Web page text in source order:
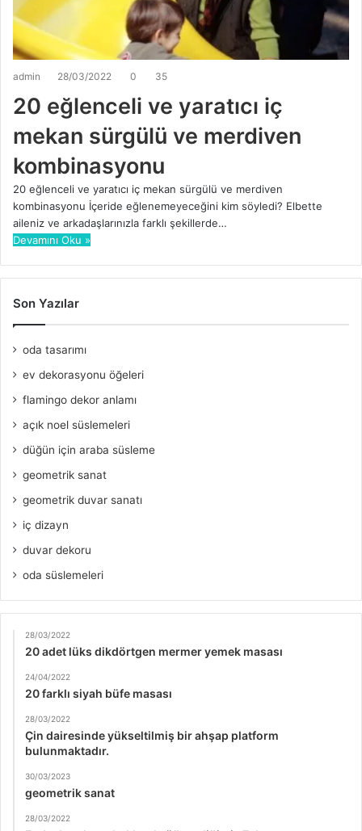
admin 28/03/2022 0 35
20 eğlenceli ve yaratıcı iç
mekan sürgülü ve merdiven
kombinasyonu
20 eğlenceli ve yaratıcı iç mekan sürgülü ve merdiven
kombinasyonu İçeride eğlenemeyeceğini kim söyledi? Elbette
aileniz ve arkadaşlarınızla farklı şekillerde…
Devamını Oku »
Son Yazılar
oda tasarımı
ev dekorasyonu öğeleri
flamingo dekor anlamı
açık noel süslemeleri
düğün için araba süsleme
geometrik sanat
geometrik duvar sanatı
iç dizayn
duvar dekoru
oda süslemeleri
28/03/2022
20 adet lüks dikdörtgen mermer yemek masası
24/04/2022
20 farklı siyah büfe masası
28/03/2022
Çin dairesinde yükseltilmiş bir ahşap platform
bulunmaktadır.
30/03/2023
geometrik sanat
28/03/2022